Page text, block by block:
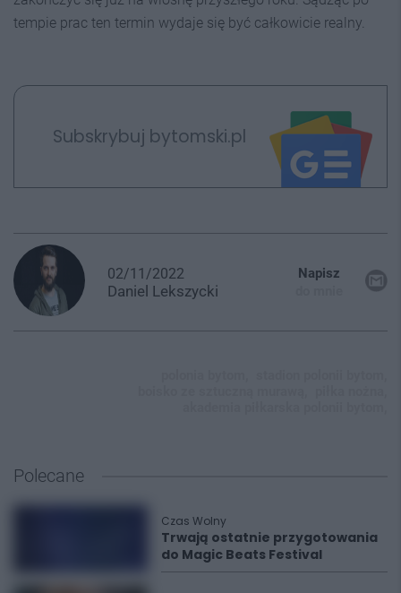
tempie prac ten termin wydaje się być całkowicie realny.
Subskrybuj bytomski.pl
02/11/2022
Daniel Lekszycki
Napisz
Polecane
Czas Wolny
Trwają ostatnie przygotowania
do Magic Beats Festival